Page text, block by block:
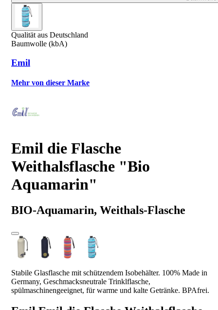
Qualität aus Deutschland
Baumwolle (kbA)
Emil
Mehr von dieser Marke
Emil die Flasche
Weithalsflasche "Bio
Aquamarin"
BIO-Aquamarin, Weithals-Flasche
Stabile Glasflasche mit schützendem Isobehälter. 100% Made in
Germany, Geschmacksneutrale Trinklflasche,
spülmaschinengeeignet, für warme und kalte Getränke. BPAfrei.